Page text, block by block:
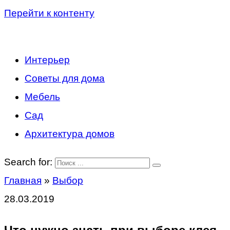
Перейти к контенту
Интерьер
Советы для дома
Мебель
Сад
Архитектура домов
Search for:
Главная » Выбор
28.03.2019